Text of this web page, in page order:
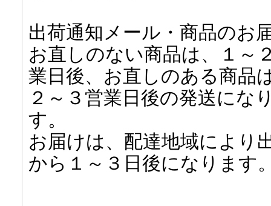
出荷通知メール・商品のお
お直しのない商品は、１～
業日後、お直しのある商品
２～３営業日後の発送にな
す。
お届けは、配達地域により
から１～３日後になります